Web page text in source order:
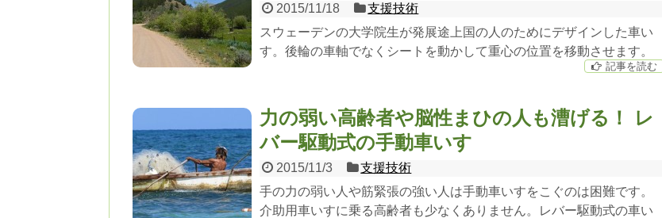
2015/11/18
支援技術
スウェーデンの大学院生が発展途上国の人のためにデザインした車い
す。後輪の車軸でなくシートを動かして重心の位置を移動させます。
記事を読む
力の弱い高齢者や脳性まひの人も漕げる！ レ
バー駆動式の手動車いす
2015/11/3
支援技術
手の力の弱い人や筋緊張の強い人は手動車いすをこぐのは困難です。
介助用車いすに乗る高齢者も少なくありません。レバー駆動式の車い